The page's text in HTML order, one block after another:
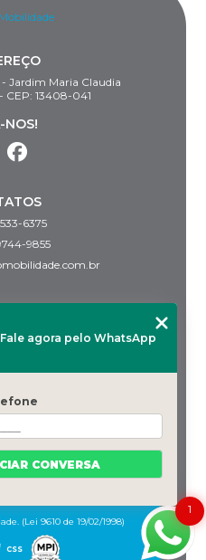
- Jardim Maria Claudia
CEP: 13408-041
NOS!
6375
9855
DO SITE
(Lei 9610 de 19/02/1998)
CSS
1
agora pelo WhatsApp
CONVERSA